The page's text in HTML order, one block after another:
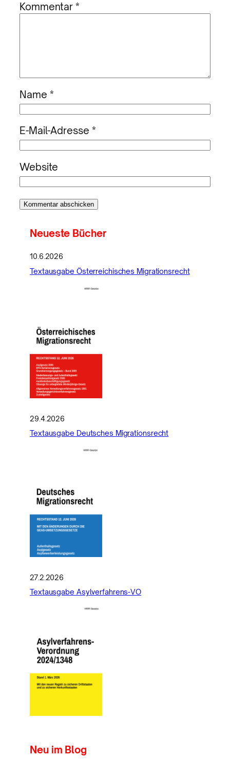
Kommentar*
Name *
E-Mail-Adresse *
Website
Neueste Bücher
10.6.2026
Textausgabe Österreichisches Migrationsrecht
29.4.2026
Textausgabe Deutsches Migrationsrecht
27.2.2026
Textausgabe Asylverfahrens-VO
Neu im Blog